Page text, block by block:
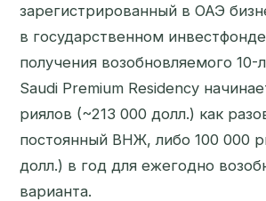
зарегистрированный в ОАЭ
в государственном
получения возобновляемого
Saudi Premium Residency
риялов (~213 000 долл.) как
постоянный ВНЖ, либо 100 000
долл.) в год для ежегодно
варианта.